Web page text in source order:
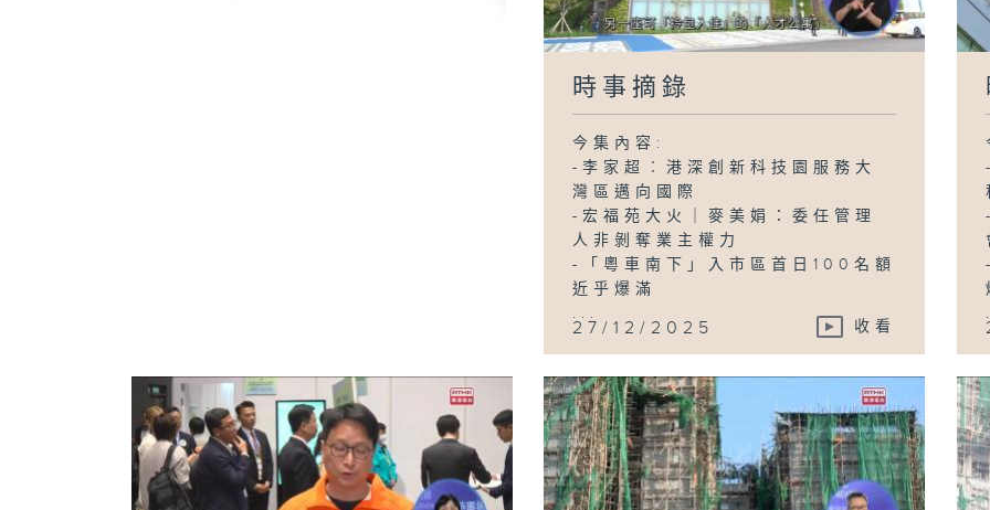
時事摘錄
今集內容:
-李家超︰港深創新科技園服務大
灣區邁向國際
-宏福苑大火｜麥美娟：委任管理
人非剝奪業主權力
-「粵車南下」入市區首日100名額
近乎爆滿
...
27/12/2025 收看